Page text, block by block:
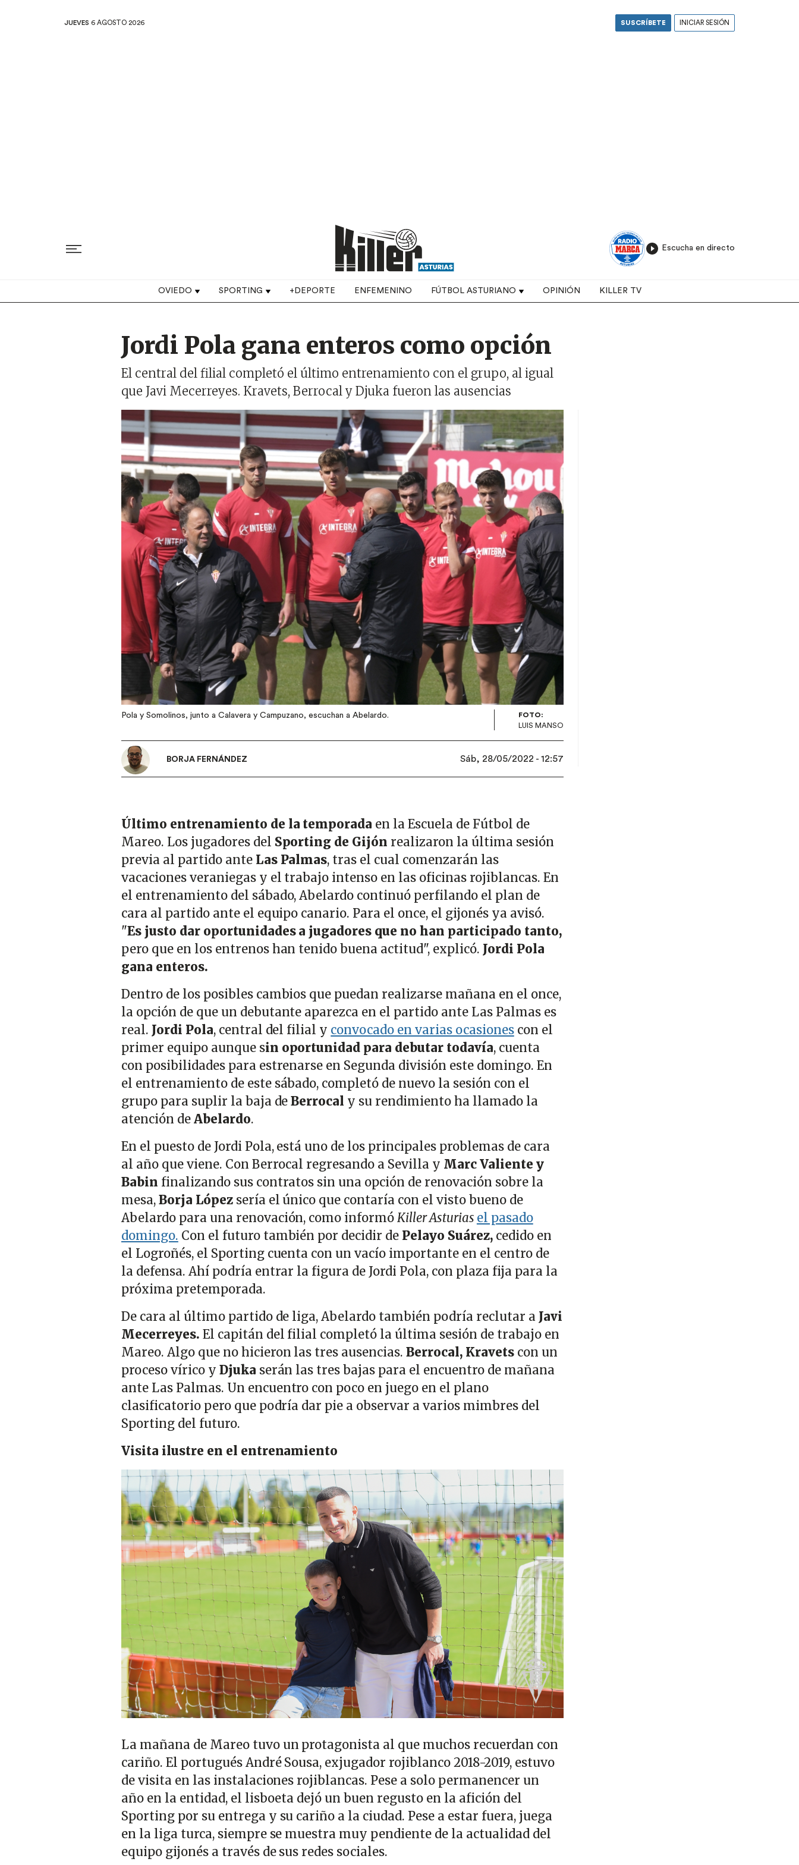
JUEVES 6 AGOSTO 2026 SUSCRÍBETE INICIAR SESIÓN
Escucha en directo
Top navigation
OVIEDO SPORTING +DEPORTE ENFEMENINO FÚTBOL ASTURIANO OPINIÓN KILLER TV
Jordi Pola gana enteros como opción
El central del filial completó el último entrenamiento con el grupo, al igual
que Javi Mecerreyes. Kravets, Berrocal y Djuka fueron las ausencias
Pola y Somolinos, junto a Calavera y Campuzano, escuchan a Abelardo.
FOTO:
LUIS MANSO
BORJA FERNÁNDEZ Sáb, 28/05/2022 - 12:57
Último entrenamiento de la temporada en la Escuela de Fútbol de
Mareo. Los jugadores del Sporting de Gijón realizaron la última sesión
previa al partido ante Las Palmas, tras el cual comenzarán las
vacaciones veraniegas y el trabajo intenso en las oficinas rojiblancas. En
el entrenamiento del sábado, Abelardo continuó perfilando el plan de
cara al partido ante el equipo canario. Para el once, el gijonés ya avisó.
"Es justo dar oportunidades a jugadores que no han participado tanto,
pero que en los entrenos han tenido buena actitud", explicó. Jordi Pola
gana enteros.
Dentro de los posibles cambios que puedan realizarse mañana en el once,
la opción de que un debutante aparezca en el partido ante Las Palmas es
real. Jordi Pola, central del filial y convocado en varias ocasionescon el
primer equipo aunque sin oportunidad para debutar todavía, cuenta
con posibilidades para estrenarse en Segunda división este domingo. En
el entrenamiento de este sábado, completó de nuevo la sesión con el
grupo para suplir la baja deBerrocal y su rendimiento ha llamado la
atención deAbelardo.
En el puesto de Jordi Pola, está uno de los principales problemas de cara
al año que viene. Con Berrocal regresando a Sevilla y Marc Valiente y
Babin finalizando sus contratos sin una opción de renovación sobre la
mesa,Borja Lópezsería el único que contaría con el visto bueno de
Abelardo para una renovación, como informóKiller Asturias el pasado
domingo. Con el futuro también por decidir de Pelayo Suárez,cedido en
el Logroñés, el Sporting cuenta con un vacío importante en el centro de
la defensa. Ahí podría entrar la figura de Jordi Pola, con plaza fija para la
próxima pretemporada.
De cara al último partido de liga, Abelardo también podría reclutar a Javi
Mecerreyes. El capitán del filial completó la última sesión de trabajo en
Mareo. Algo que no hicieron las tres ausencias.Berrocal, Kravetscon un
proceso vírico y Djuka serán las tres bajas para el encuentro de mañana
ante Las Palmas. Un encuentro con poco en juego en el plano
clasificatorio pero que podría dar pie a observar a varios mimbres del
Sporting del futuro.
Visita ilustre en el entrenamiento
Imagen
La mañana de Mareo tuvo un protagonista al que muchos recuerdan con
cariño. El portugués André Sousa, exjugador rojiblanco 2018-2019, estuvo
de visita en las instalaciones rojiblancas. Pese a solo permanencer un
año en la entidad, el lisboeta dejó un buen regusto en la afición del
Sporting por su entrega y su cariño a la ciudad. Pese a estar fuera, juega
en la liga turca, siempre se muestra muy pendiente de la actualidad del
equipo gijonés a través de sus redes sociales.